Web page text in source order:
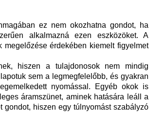
ez nem okozhatna gondot, ha
alkalmazná ezen eszközöket. A
érdekében kiemelt figyelmet
hiszen a tulajdonosok nem mindig
sem a legmegfelelőbb, és gyakran
nyomással. Egyéb okok is
áramszünet, aminek hatására leáll a
gondot, hiszen egy túlnyomást szabályzó